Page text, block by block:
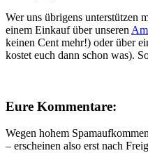
Wer uns übrigens unterstützen
einem Einkauf über unseren
keinen Cent mehr!) oder über
kostet euch dann schon was).
Eure Kommentare:
Wegen hohem
– erscheinen also erst nach